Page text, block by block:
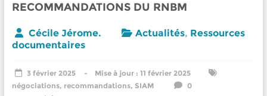
RECOMMANDATIONS DU RNBM
Cécile Jérome. Actualités, Ressources
documentaires
3 février 2025
11 février 2025
négociations, recommandations, SIAM
0